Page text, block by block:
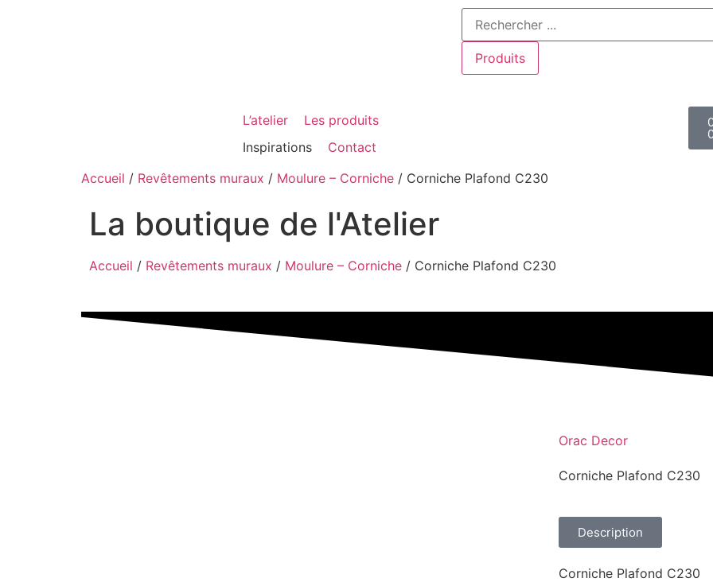
Produits
L’atelier
Les produits
Inspirations
Contact
Accueil / Revêtements muraux / Moulure – Corniche / Corniche Plafond C230
La boutique de l'Atelier
Accueil / Revêtements muraux / Moulure – Corniche / Corniche Plafond C230
Orac Decor
Corniche Plafond C230
Description
Corniche Plafond C230